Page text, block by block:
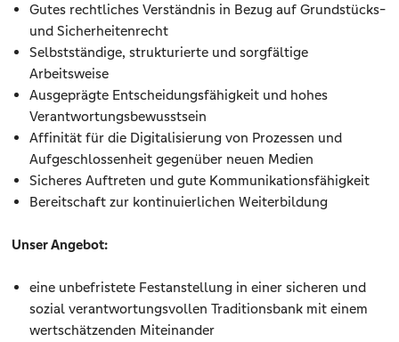
Gutes rechtliches Verständnis in Bezug auf Grundstücks-
und Sicherheitenrecht
Selbstständige, strukturierte und sorgfältige
Arbeitsweise
Ausgeprägte Entscheidungsfähigkeit und hohes
Verantwortungsbewusstsein
Affinität für die Digitalisierung von Prozessen und
Aufgeschlossenheit gegenüber neuen Medien
Sicheres Auftreten und gute Kommunikationsfähigkeit
Bereitschaft zur kontinuierlichen Weiterbildung
Unser Angebot:
eine unbefristete Festanstellung in einer sicheren und
sozial verantwortungsvollen Traditionsbank mit einem
wertschätzenden Miteinander